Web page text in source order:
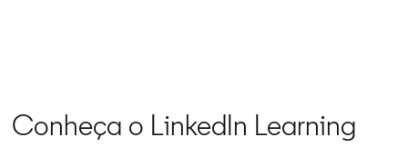
Conheça o LinkedIn Learning